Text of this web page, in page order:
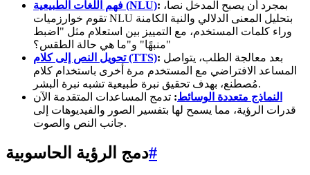
فهم اللغات الطبيعية (NLU):
تقوم خوارزميات NLU بتحليل المعنى الدلالي والنية الكامنة
وراء كلمات المستخدم، مع التمييز بين استعلام مثل "اضبط
منبهًا" و"ما هي حالة الطقس؟"
تحويل النص إلى كلام (TTS):
المساعد الافتراضي مع المستخدم مرة أخرى باستخدام كلام
مُصطنع، بهدف تحقيق نبرة طبيعية تشبه نبرة البشر.
النماذج متعددة الوسائط: تدمج المساعدات المتقدمة الآن
قدرات الرؤية، مما يسمح لها بتفسير الصور والفيديوهات إلى
جانب النص والصوت.
دمج الرؤية الحاسوبية#